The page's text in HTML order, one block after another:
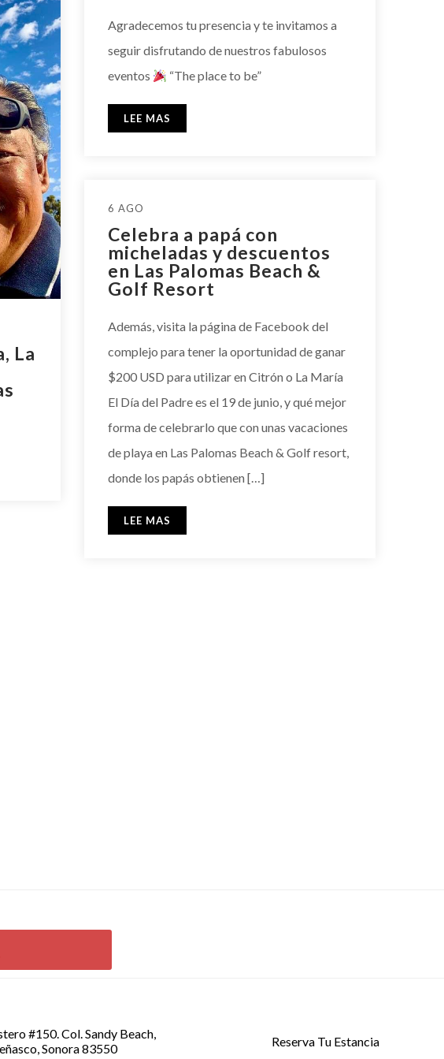
Agradecemos tu presencia y te invitamos a
seguir disfrutando de nuestros fabulosos
eventos
“The place to be”
LEE MAS
La
6 AGO
Celebra a papá con
micheladas y descuentos
en Las Palomas Beach &
Golf Resort
Además, visita la página de Facebook del
complejo para tener la oportunidad de ganar
$200 USD para utilizar en Citrón o La María
El Día del Padre es el 19 de junio, y qué mejor
forma de celebrarlo que con unas vacaciones
de playa en Las Palomas Beach & Golf resort,
donde los papás obtienen […]
LEE MAS
#150. Col. Sandy Beach,
Sonora 83550
Reserva Tu Estancia